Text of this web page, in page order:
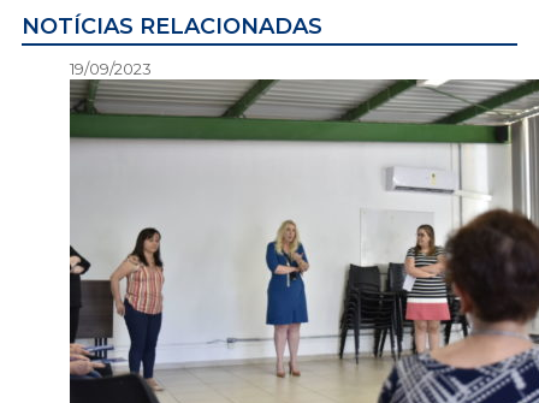
NOTÍCIAS RELACIONADAS
19/09/2023